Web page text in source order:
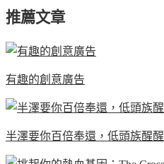
推薦文章
有趣的創意廣告
半澤要你百倍奉還，低頭族醒醒